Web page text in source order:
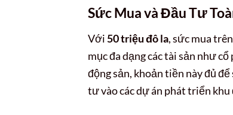
Sức Mua và Đầu Tư
Với50 triệu đô la, sức mua
mục đa dạng các tài sản như
động sản, khoản tiền này đủ
tư vào các dự án phát triển khu